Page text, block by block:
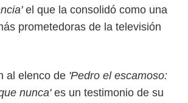
el que la consolidó como una
prometedoras de la televisión
al elenco de 'Pedro el escamoso:
nunca' es un testimonio de su